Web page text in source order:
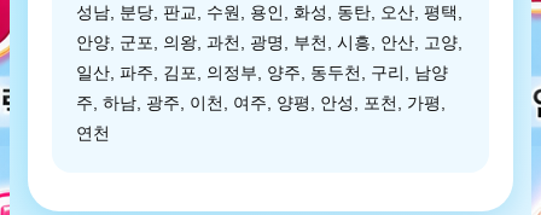
성남, 분당, 판교, 수원, 용인, 화성, 동탄, 오산, 평택,
안양, 군포, 의왕, 과천, 광명, 부천, 시흥, 안산, 고양,
일산, 파주, 김포, 의정부, 양주, 동두천, 구리, 남양
주, 하남, 광주, 이천, 여주, 양평, 안성, 포천, 가평,
연천